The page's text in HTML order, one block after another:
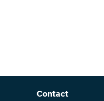
Contact